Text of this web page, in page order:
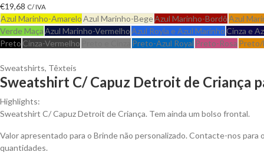
€19,68 C/ IVA
Azul Marinho-AmareloAzul Marinho-BegeAzul Marinho-BordôAzul
Verde MaçaAzul Marinho-VermelhoAzul Royla e Azul Marinho Cinza e
Preto Cinza-Vermelho Preto-Azul Royal Preto-Rosa Preto/
Sweatshirts, Têxteis
Sweatshirt C/ Capuz Detroit de Criança
Highlights:
Sweatshirt C/ Capuz Detroit de Criança. Tem ainda um bolso frontal.
Valor apresentado para o Brinde não personalizado. Contacte-nos
quantidades.